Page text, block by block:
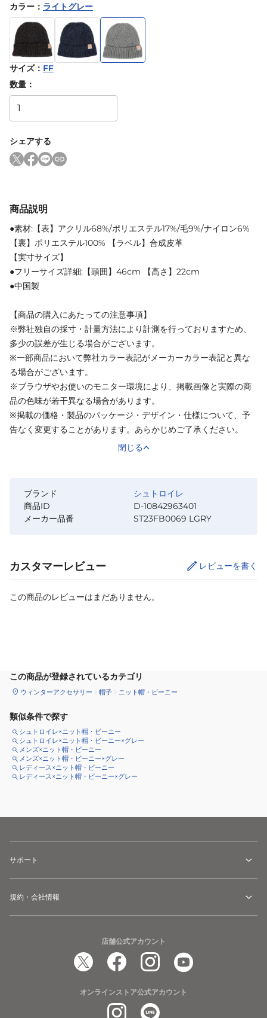
カラー ： ライトグレー
サイズ： FF
数量：
シェアする
商品説明
●素材:【表】アクリル68%/ポリエステル17%/毛9%/ナイロン6%
【裏】ポリエステル100% 【ラベル】合成皮革
【実寸サイズ】
●フリーサイズ詳細:【頭囲】46cm 【高さ】22cm
●中国製
【商品の購入にあたっての注意事項】
※弊社独自の採寸・計量方法により計測を行っておりますため、
多少の誤差が生じる場合がございます。
※一部商品において弊社カラー表記がメーカーカラー表記と異な
る場合がございます。
※ブラウザやお使いのモニター環境により、掲載画像と実際の商
品の色味が若干異なる場合があります。
※掲載の価格・製品のパッケージ・デザイン・仕様について、予
告なく変更することがあります。あらかじめご了承ください。
閉じる
ブランド
シュトロイレ
商品ID
D-10842963401
メーカー品番
ST23FB0069 LGRY
カスタマーレビュー レビューを書く
この商品のレビューはまだありません。
この商品が登録されているカテゴリ
ウィンターアクセサリー 帽子 ニット帽・ビーニー
類似条件で探す
シュトロイレ×ニット帽・ビーニー
シュトロイレ×ニット帽・ビーニー×グレー
メンズ×ニット帽・ビーニー
メンズ×ニット帽・ビーニー×グレー
レディース×ニット帽・ビーニー
レディース×ニット帽・ビーニー×グレー
サポート
規約・会社情報
店舗公式アカウント
オンラインストア公式アカウント